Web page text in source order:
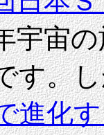
宇宙
す。
進化